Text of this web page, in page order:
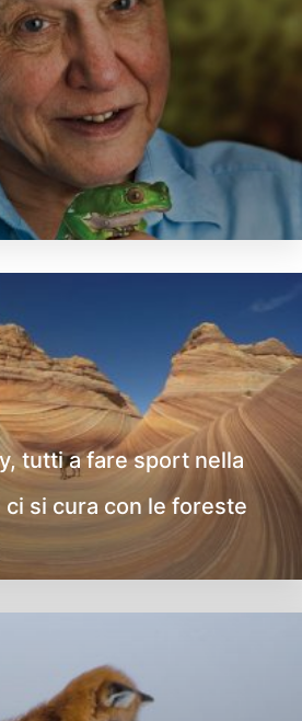
tutti a fare sport nella
ci si cura con le foreste